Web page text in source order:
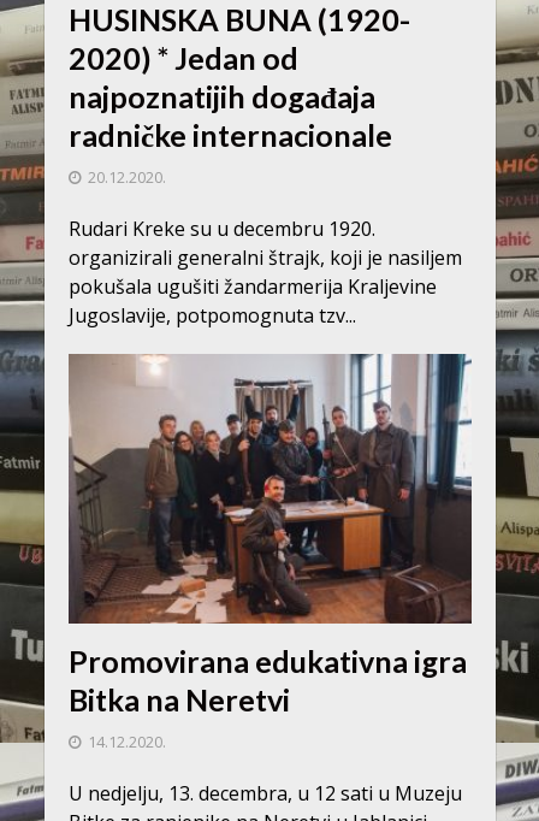
HUSINSKA BUNA (1920-
2020) * Jedan od
najpoznatijih događaja
radničke internacionale
20.12.2020.
Rudari Kreke su u decembru 1920.
organizirali generalni štrajk, koji je nasiljem
pokušala ugušiti žandarmerija Kraljevine
Jugoslavije, potpomognuta tzv...
Promovirana edukativna igra
Bitka na Neretvi
14.12.2020.
U nedjelju, 13. decembra, u 12 sati u Muzeju